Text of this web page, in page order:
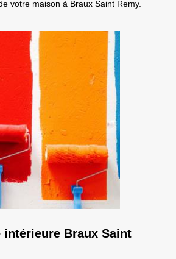
votre maison à Braux Saint Remy.
intérieure Braux Saint